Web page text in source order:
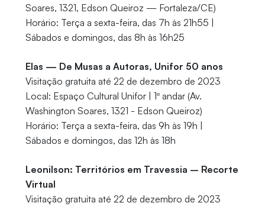
Soares, 1321, Edson Queiroz — Fortaleza/CE)
Horário: Terça a sexta-feira, das 7h às 21h55 |
Sábados e domingos, das 8h às 16h25
Elas — De Musas a Autoras, Unifor 50 anos
Visitação gratuita até 22 de dezembro de 2023
Local: Espaço Cultural Unifor | 1º andar (Av.
Washington Soares, 1321 - Edson Queiroz)
Horário: Terça a sexta-feira, das 9h às 19h |
Sábados e domingos, das 12h às 18h
Leonilson: Territórios em Travessia – Recorte
Virtual
Visitação gratuita até 22 de dezembro de 2023